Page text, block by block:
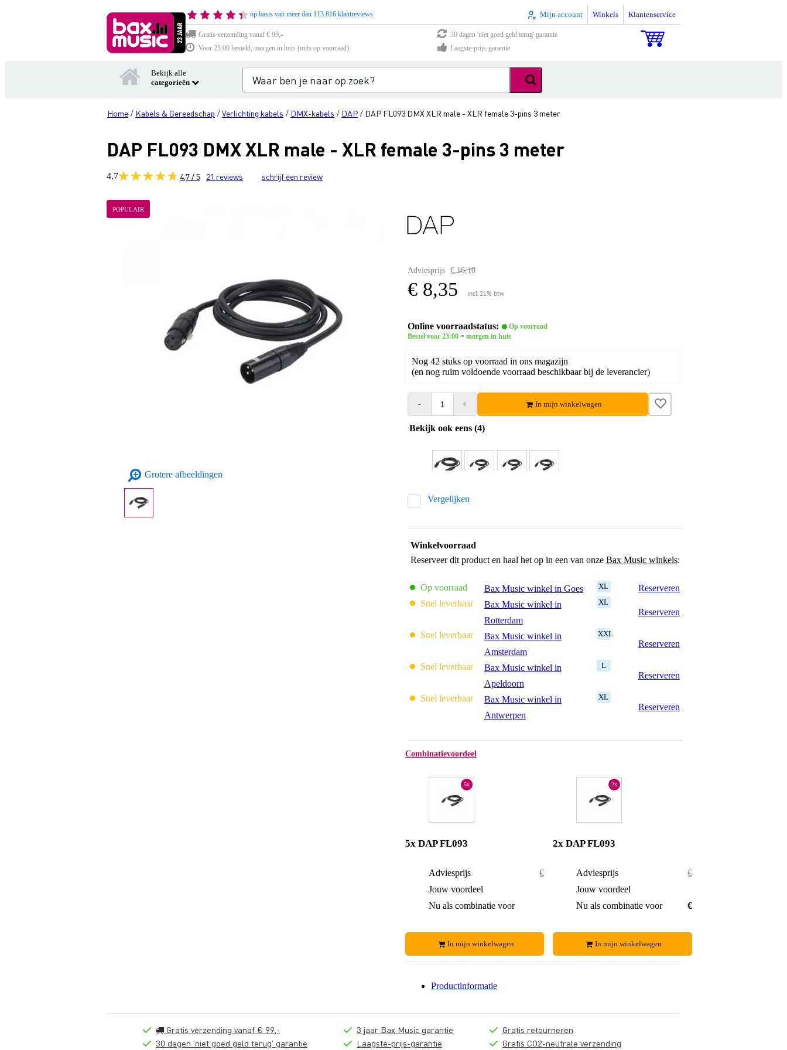
op basis van meer dan 113.816 klantreviews Mijn account Winkels Klantenservice
Gratis verzending vanaf € 99,-
30 dagen 'niet goed geld terug' garantie
Voor 23:00 besteld, morgen in huis (mits op voorraad)
Laagste-prijs-garantie
Bekijk alle
categorieën
Home / Kabels & Gereedschap /Verlichting kabels / DMX-kabels / DAP / DAP FL093 DMX XLR male - XLR female 3-pins 3 meter
DAP FL093 DMX XLR male - XLR female 3-pins 3 meter
4.7 4,7 / 5 21 reviews schrijf een review
POPULAIR
Grotere afbeeldingen
Adviesprijs € 16,10
€ 8,35 incl. 21% btw
Online voorraadstatus:
Op voorraad
Bestel voor 23:00 = morgen in huis
Nog 42 stuks op voorraad in ons magazijn
(en nog ruim voldoende voorraad beschikbaar bij de leverancier)
- + In mijn winkelwagen
Bekijk ook eens (4)
Vergelijken
Winkelvoorraad
Reserveer dit product en haal het op in een van onze Bax Music winkels:
Op voorraad Bax Music winkel in Goes XL
Reserveren
Snel leverbaar
Bax Music winkel in
Rotterdam
XL
Reserveren
Snel leverbaar
Bax Music winkel in
Amsterdam
XXL
Reserveren
Snel leverbaar
Bax Music winkel in
Apeldoorn
L
Reserveren
Snel leverbaar
Bax Music winkel in
Antwerpen
XL
Reserveren
Combinatievoordeel
5x
5x DAP FL093
Adviesprijs
€ 41,75
Jouw voordeel
Nu als combinatie voor
In mijn winkelwagen
2x
2x DAP FL093
Adviesprijs
€ 16,70
Jouw voordeel
Nu als combinatie voor
€ 16,15
In mijn winkelwagen
Productinformatie
Gratis verzending vanaf € 99,-
30 dagen 'niet goed geld terug' garantie
3 jaar Bax Music garantie
Laagste-prijs-garantie
Gratis retourneren
Gratis CO2-neutrale verzending